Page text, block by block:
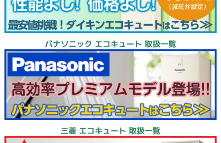
パナソニック エコキュート 取扱一覧
三菱 エコキュート 取扱一覧